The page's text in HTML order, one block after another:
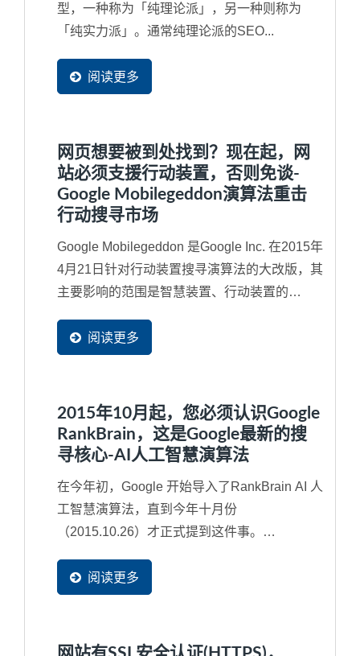
型，一种称为「纯理论派」，另一种则称为
「纯实力派」。通常纯理论派的SEO...
阅读更多
网页想要被到处找到？现在起，网
站必须支援行动装置，否则免谈-
Google Mobilegeddon演算法重击
行动搜寻市场
Google Mobilegeddon 是Google Inc. 在2015年
4月21日针对行动装置搜寻演算法的大改版，其
主要影响的范围是智慧装置、行动装置的
阅读更多
2015年10月起，您必须认识Google
RankBrain，这是Google最新的搜
寻核心-AI人工智慧演算法
在今年初，Google 开始导入了RankBrain AI 人
工智慧演算法，直到今年十月份
（2015.10.26）才正式提到这件事。
阅读更多